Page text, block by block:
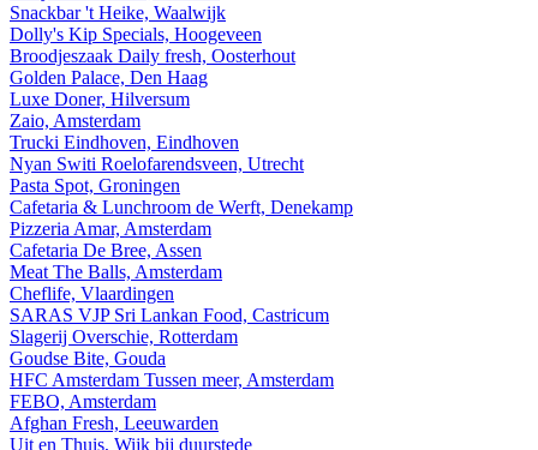
Snackbar 't Heike, Waalwijk
Dolly's Kip Specials, Hoogeveen
Broodjeszaak Daily fresh, Oosterhout
Golden Palace, Den Haag
Luxe Doner, Hilversum
Zaio, Amsterdam
Trucki Eindhoven, Eindhoven
Nyan Switi Roelofarendsveen, Utrecht
Pasta Spot, Groningen
Cafetaria & Lunchroom de Werft, Denekamp
Pizzeria Amar, Amsterdam
Cafetaria De Bree, Assen
Meat The Balls, Amsterdam
Cheflife, Vlaardingen
SARAS VJP Sri Lankan Food, Castricum
Slagerij Overschie, Rotterdam
Goudse Bite, Gouda
HFC Amsterdam Tussen meer, Amsterdam
FEBO, Amsterdam
Afghan Fresh, Leeuwarden
Uit en Thuis, Wijk bij duurstede